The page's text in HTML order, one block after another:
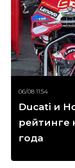
06/08 11:54
Ducati и
рейтинге
года